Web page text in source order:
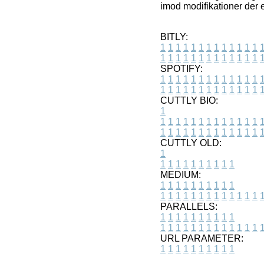
imod modifikationer der
BITLY:
1 1 1 1 1 1 1 1 1 1 1 1 1 1
1 1 1 1 1 1 1 1 1 1 1 1 1 1
SPOTIFY:
1 1 1 1 1 1 1 1 1 1 1 1 1 1
1 1 1 1 1 1 1 1 1 1 1 1 1 1
CUTTLY BIO:
1
1 1 1 1 1 1 1 1 1 1 1 1 1 1
1 1 1 1 1 1 1 1 1 1 1 1 1 1
CUTTLY OLD:
1
1 1 1 1 1 1 1 1 1 1
MEDIUM:
1 1 1 1 1 1 1 1 1 1
1 1 1 1 1 1 1 1 1 1 1 1 1 1
PARALLELS:
1 1 1 1 1 1 1 1 1 1
1 1 1 1 1 1 1 1 1 1 1 1 1 1
URL PARAMETER:
1 1 1 1 1 1 1 1 1 1